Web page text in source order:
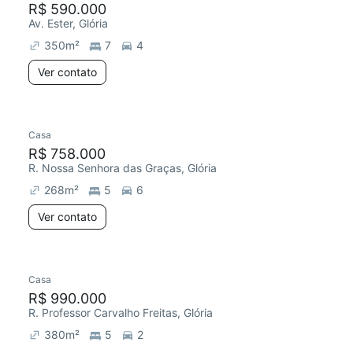
R$ 590.000
Av. Ester, Glória
350m² 7
4
Ver contato
Casa
R$ 758.000
R. Nossa Senhora das Graças, Glória
268m² 5
6
Ver contato
Casa
R$ 990.000
R. Professor Carvalho Freitas, Glória
380m² 5
2